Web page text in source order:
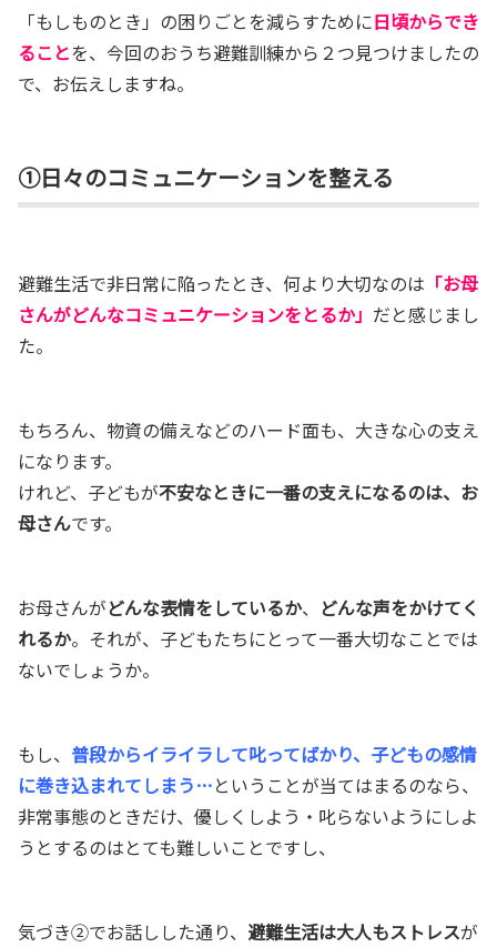
「もしものとき」の困りごとを減らすために日頃からでき
ることを、今回のおうち避難訓練から２つ見つけましたの
で、お伝えしますね。
①日々のコミュニケーションを整える
避難生活で非日常に陥ったとき、何より大切なのは 「お母
さんがどんなコミュニケーションをとるか」 だと感じまし
た。
もちろん、物資の備えなどのハード面も、大きな心の支え
になります。
けれど、子どもが不安なときに一番の支えになるのは、お
母さんです。
お母さんがどんな表情をしているか、 どんな声をかけてく
れるか。それが、子どもたちにとって一番大切なことでは
ないでしょうか。
もし、 普段からイライラして叱ってばかり、子どもの感情
に巻き込まれてしまう…ということが当てはまるのなら、
非常事態のときだけ、優しくしよう・叱らないようにしよ
うとするのはとても難しいことですし、
気づき②でお話しした通り、 避難生活は大人もストレスが